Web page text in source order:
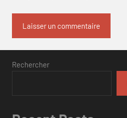
Rechercher